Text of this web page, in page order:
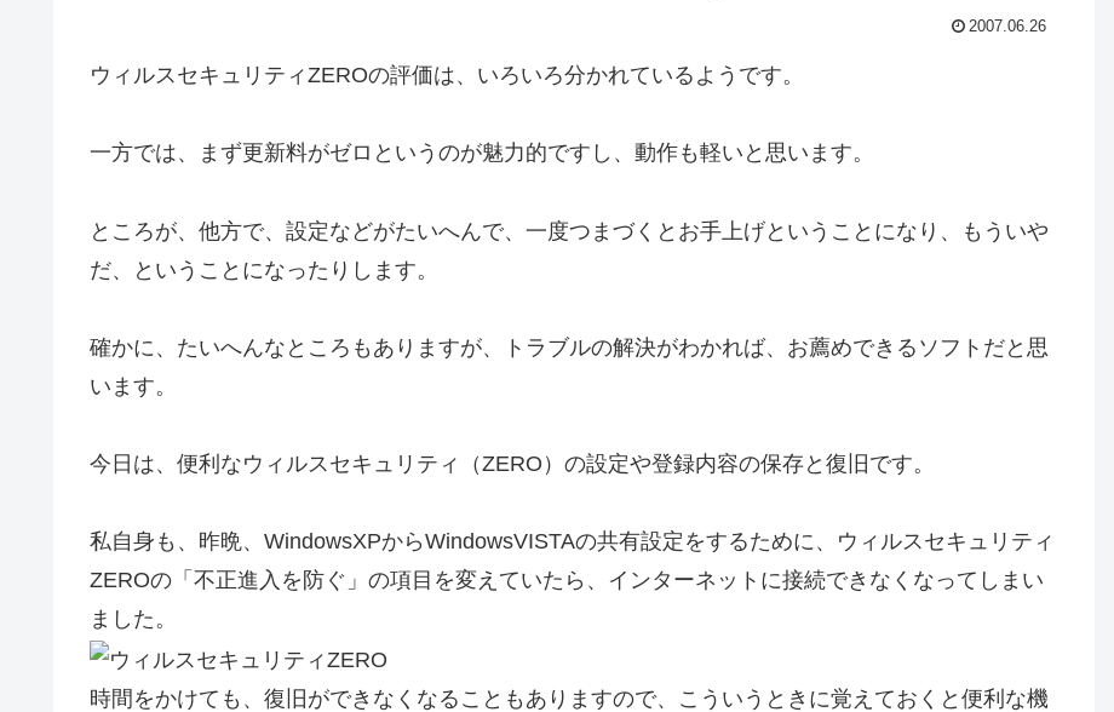
2007.06.26
ウィルスセキュリティZEROの評価は、いろいろ分かれているようです。
一方では、まず更新料がゼロというのが魅力的ですし、動作も軽いと思います。
ところが、他方で、設定などがたいへんで、一度つまづくとお手上げということになり、もういや
だ、ということになったりします。
確かに、たいへんなところもありますが、トラブルの解決がわかれば、お薦めできるソフトだと思
います。
今日は、便利なウィルスセキュリティ（ZERO）の設定や登録内容の保存と復旧です。
私自身も、昨晩、WindowsXPからWindowsVISTAの共有設定をするために、ウィルスセキュリティ
ZEROの「不正進入を防ぐ」の項目を変えていたら、インターネットに接続できなくなってしまい
ました。
時間をかけても、復旧ができなくなることもありますので、こういうときに覚えておくと便利な機